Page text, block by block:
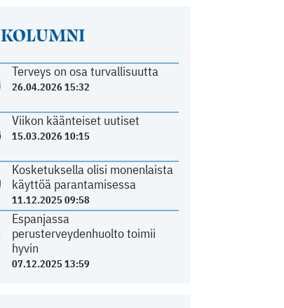
KOLUMNI
Terveys on osa turvallisuutta
26.04.2026 15:32
Viikon käänteiset uutiset
15.03.2026 10:15
Kosketuksella olisi monenlaista
käyttöä parantamisessa
11.12.2025 09:58
Espanjassa
perusterveydenhuolto toimii
hyvin
07.12.2025 13:59